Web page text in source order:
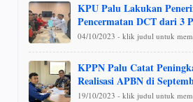
KPU Palu Lakukan
Pencermatan DCT dari 3
04/10/2023 - klik judul untuk
KPPN Palu Catat
Realisasi APBN di
19/10/2023 - klik judul untuk